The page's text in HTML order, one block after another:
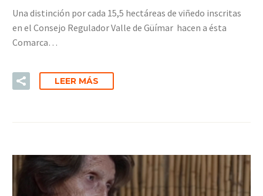
Una distinción por cada 15,5 hectáreas de viñedo inscritas
en el Consejo Regulador Valle de Güímar hacen a ésta
Comarca…
LEER MÁS